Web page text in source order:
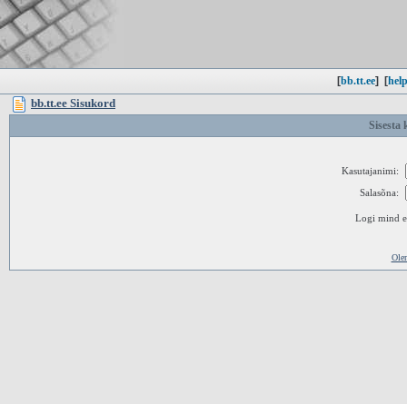
[bb.tt.ee] [
bb.tt.ee Sisukord
Sisesta
Kasutajanimi:
Salasõna:
Logi mind